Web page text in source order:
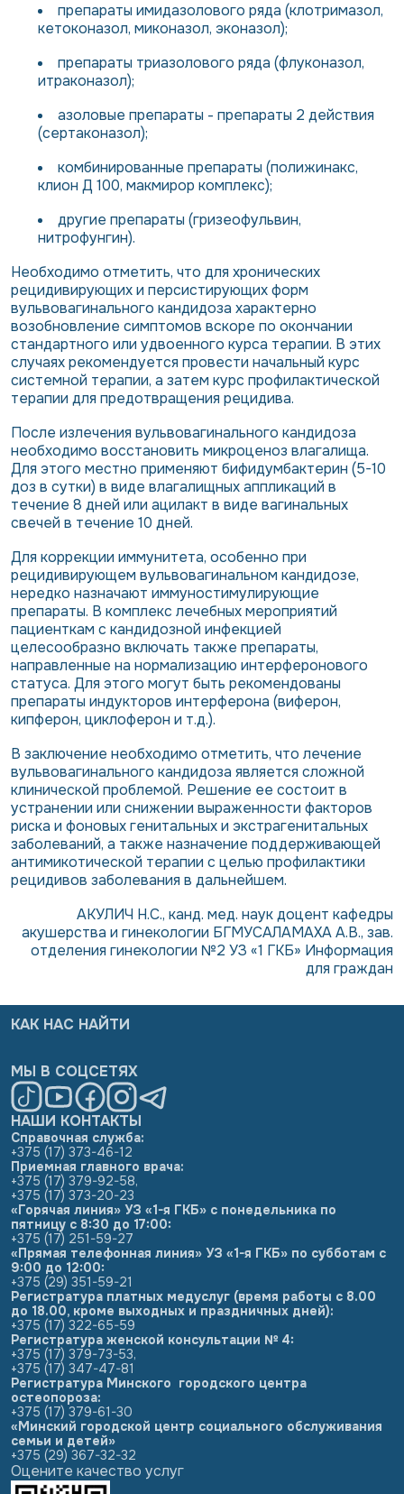
препараты имидазолового ряда (клотримазол,
кетоконазол, миконазол, эконазол);
препараты триазолового ряда (флуконазол,
итраконазол);
азоловые препараты - препараты 2 действия
(сертаконазол);
комбинированные препараты (полижинакс,
клион Д 100, макмирор комплекс);
другие препараты (гризеофульвин,
нитрофунгин).
Необходимо отметить, что для хронических
рецидивирующих и персистирующих форм
вульвовагинального кандидоза характерно
возобновление симптомов вскоре по окончании
стандартного или удвоенного курса терапии. В этих
случаях рекомендуется провести начальный курс
системной терапии, а затем курс профилактической
терапии для предотвращения рецидива.
После излечения вульвовагинального кандидоза
необходимо восстановить микроценоз влагалища.
Для этого местно применяют бифидумбактерин (5-10
доз в сутки) в виде влагалищных аппликаций в
течение 8 дней или ацилакт в виде вагинальных
свечей в течение 10 дней.
Для коррекции иммунитета, особенно при
рецидивирующем вульвовагинальном кандидозе,
нередко назначают иммуностимулирующие
препараты. В комплекс лечебных мероприятий
пациенткам с кандидозной инфекцией
целесообразно включать также препараты,
направленные на нормализацию интерферонового
статуса. Для этого могут быть рекомендованы
препараты индукторов интерферона (виферон,
кипферон, циклоферон и т.д.).
В заключение необходимо отметить, что лечение
вульвовагинального кандидоза является сложной
клинической проблемой. Решение ее состоит в
устранении или снижении выраженности факторов
риска и фоновых генитальных и экстрагенитальных
заболеваний, а также назначение поддерживающей
антимикотической терапии с целью профилактики
рецидивов заболевания в дальнейшем.
АКУЛИЧ Н.С., канд. мед. наук доцент кафедры
акушерства и гинекологии БГМУСАЛАМАХА А.В., зав.
отделения гинекологии №2 УЗ «1 ГКБ» Информация
для граждан
НАШИ КОНТАКТЫ
Справочная служба:
+375 (17) 373-46-12
Приемная главного врача:
+375 (17) 379-92-58,
+375 (17) 373-20-23
«Горячая линия» УЗ «1-я ГКБ» с понедельника по
пятницу с 8:30 до 17:00:
+375 (17) 251-59-27
«Прямая телефонная линия» УЗ «1-я ГКБ» по субботам с
9:00 до 12:00:
+375 (29) 351-59-21
Регистратура платных медуслуг (время работы с 8.00
до 18.00, кроме выходных и праздничных дней):
+375 (17) 322-65-59
Регистратура женской консультации № 4:
+375 (17) 379-73-53,
+375 (17) 347-47-81
Регистратура Минского городского центра
остеопороза:
+375 (17) 379-61-30
«Минский городской центр социального обслуживания
семьи и детей»
+375 (29) 367-32-32
КАК НАС НАЙТИ
МЫ В СОЦСЕТЯХ
Оцените качество услуг